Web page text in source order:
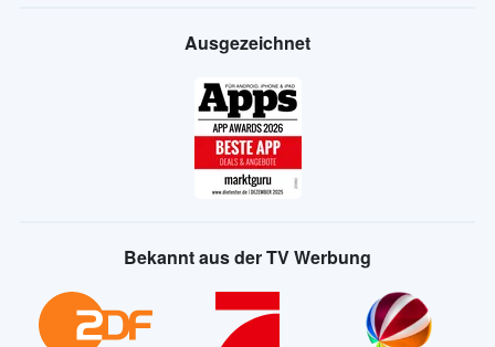
Ausgezeichnet
Bekannt aus der TV Werbung